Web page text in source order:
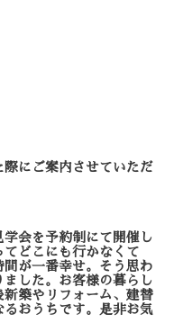
際に ご案内させていただ
学会を予約制にて開催し
て どこにも行かなくて
が一番幸せ。 そう思わ
した。 お客様の暮らし
新築やリフォーム、建替
おうちです。 是非お気